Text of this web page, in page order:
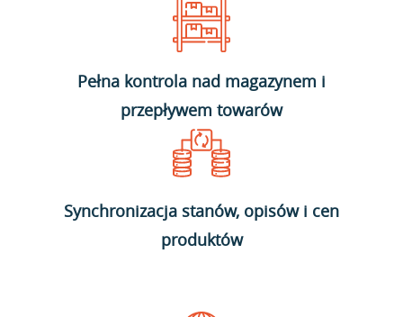
Pełna kontrola nad magazynem i
przepływem towarów
Synchronizacja stanów, opisów i cen
produktów